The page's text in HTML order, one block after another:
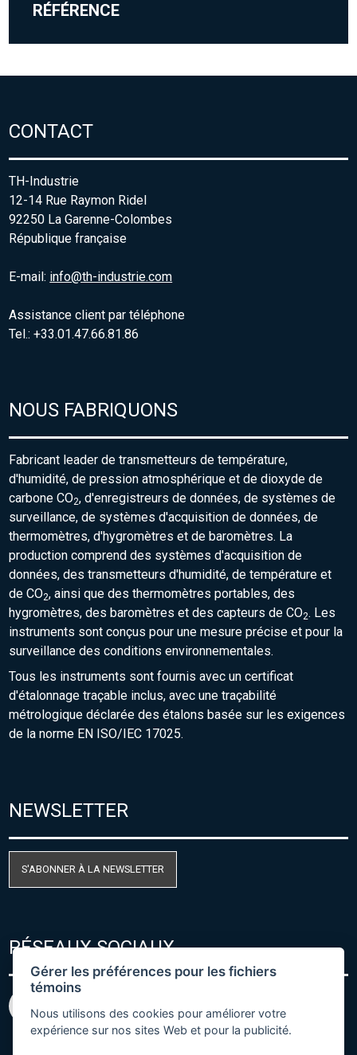
RÉFÉRENCE
CONTACT
TH-Industrie
12-14 Rue Raymon Ridel
92250 La Garenne-Colombes
République française
E-mail: info@th-industrie.com
Assistance client par téléphone
Tel.: +33.01.47.66.81.86
NOUS FABRIQUONS
Fabricant leader de transmetteurs de température,
d'humidité, de pression atmosphérique et de dioxyde de
carbone CO2, d'enregistreurs de données, de systèmes de
surveillance, de systèmes d'acquisition de données, de
thermomètres, d'hygromètres et de baromètres. La
production comprend des systèmes d'acquisition de
données, des transmetteurs d'humidité, de température et
de CO2, ainsi que des thermomètres portables, des
hygromètres, des baromètres et des capteurs de CO2. Les
instruments sont conçus pour une mesure précise et pour la
surveillance des conditions environnementales.
Tous les instruments sont fournis avec un certificat
d'étalonnage traçable inclus, avec une traçabilité
métrologique déclarée des étalons basée sur les exigences
de la norme EN ISO/IEC 17025.
NEWSLETTER
S'ABONNER À LA NEWSLETTER
RÉSEAUX SOCIAUX
Gérer les préférences pour les fichiers
témoins
Nous utilisons des cookies pour améliorer votre
expérience sur nos sites Web et pour la publicité.